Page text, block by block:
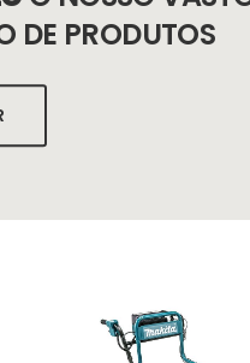
DE PRODUTOS